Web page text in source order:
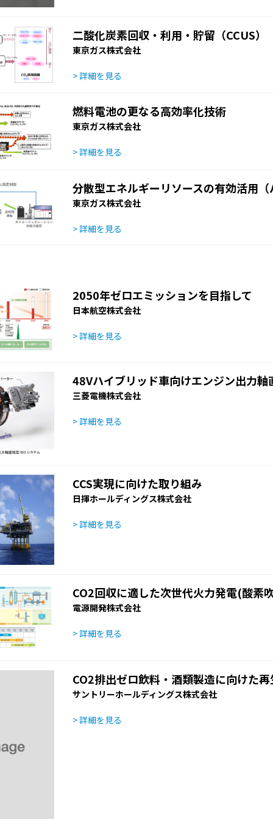
二酸化炭素回収・利用・貯留（CCUS）
東京ガス株式会社
> 詳細を見る
燃料電池の更なる高効率化技術
東京ガス株式会社
> 詳細を見る
分散型エネルギーリソースの有効活用（
東京ガス株式会社
> 詳細を見る
2050年ゼロエミッションを目指して
日本航空株式会社
> 詳細を見る
48Vハイブリッド車向けエンジン出力軸
三菱電機株式会社
> 詳細を見る
CCS実現に向けた取り組み
日揮ホールディングス株式会社
> 詳細を見る
CO2回収に適した次世代火力発電(酸素
電源開発株式会社
> 詳細を見る
CO2排出ゼロ飲料・酒類製造に向けた
サントリーホールディングス株式会社
> 詳細を見る